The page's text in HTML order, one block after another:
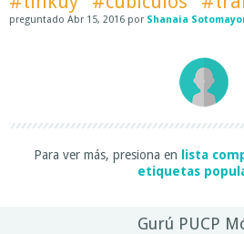
preguntado Abr 15, 2016 por Shanaia
Para ver más, presiona en lista
etiquetas
Gurú PUCP